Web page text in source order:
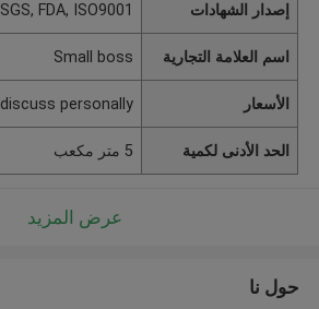
إصدار الشهادات SGS, FDA, ISO9001
اسم العلامة التجارية Small boss
الأسعار discuss personally
الحد الأدنى لكمية 5 متر مكعب
عرض المزيد
حول نا